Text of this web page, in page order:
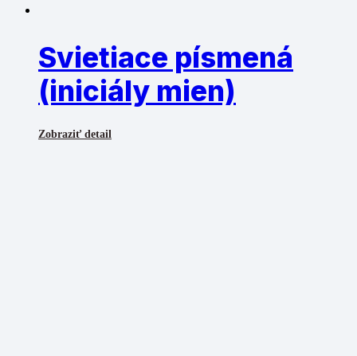
Svietiace písmená
(iniciály mien)
Zobraziť detail